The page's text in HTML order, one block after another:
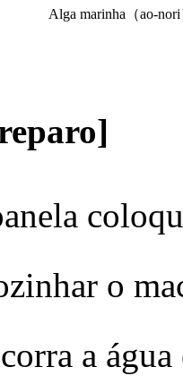
Alga marinha（ao-
o
a água